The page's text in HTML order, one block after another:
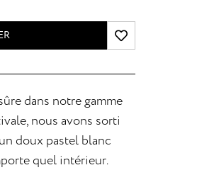
dans notre gamme
nous avons sorti
doux pastel blanc
quel intérieur.